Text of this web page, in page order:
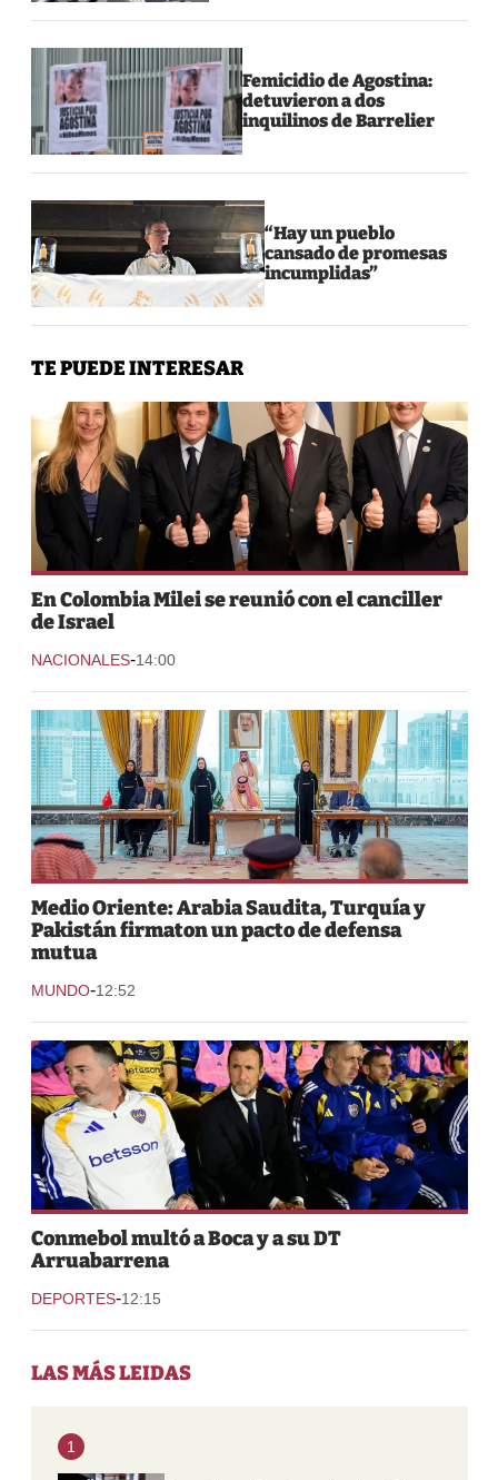
Femicidio de Agostina:
detuvieron a dos
inquilinos de Barrelier
“Hay un pueblo
cansado de promesas
incumplidas”
TE PUEDE INTERESAR
En Colombia Milei se reunió con el canciller
de Israel
NACIONALES-14:00
Medio Oriente: Arabia Saudita, Turquía y
Pakistán firmaton un pacto de defensa
mutua
MUNDO-12:52
Conmebol multó a Boca y a su DT
Arruabarrena
DEPORTES-12:15
LAS MÁS LEIDAS
1